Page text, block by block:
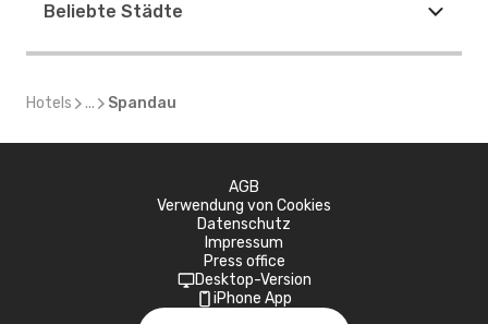
Beliebte Städte
Hotels ... Spandau
AGB
Verwendung von Cookies
Datenschutz
Impressum
Press office
Desktop-Version
iPhone App